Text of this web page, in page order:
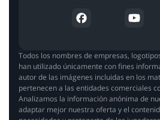
Todos los nombres de empresas,
han utilizado únicamente con fines
autor de las imágenes incluidas en los
pertenecen a las entidades comerciales
Analizamos la información anónima de
adaptar mejor nuestra oferta y el